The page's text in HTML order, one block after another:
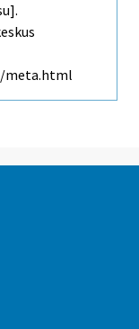
meta.html